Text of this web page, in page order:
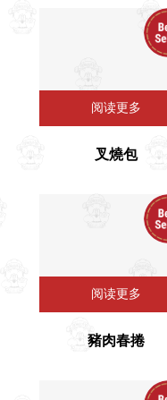
阅读更多
叉燒包
阅读更多
豬肉春捲